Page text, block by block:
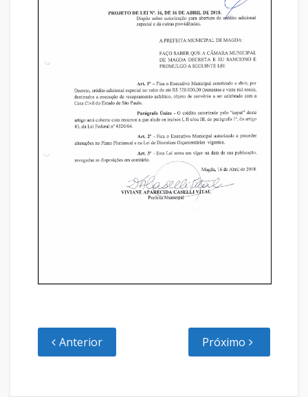
Anterior Próximo